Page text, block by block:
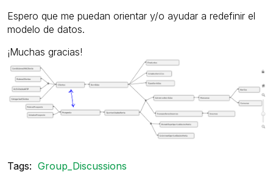
Espero que me puedan orientar y/o ayudar a redefinir el
modelo de datos.
¡Muchas gracias!
Tags: Group_Discussions